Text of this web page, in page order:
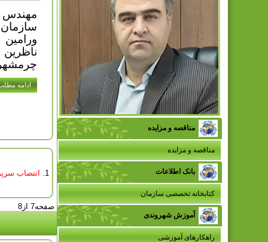
مناقصه و مزایده
مناقصه و مزایده
بانک اطلاعات
کتابخانه تخصصی سازمان
آموزش شهروندی
راهکارهای آموزشی
چرمشهر
ادامه
انتصاب
صفحه7 از8